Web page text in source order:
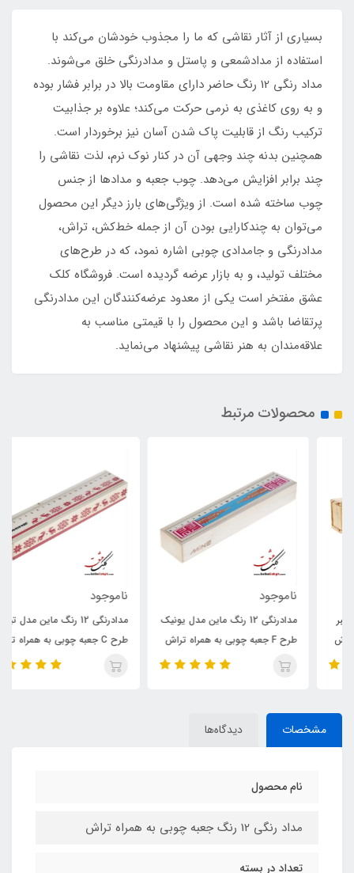
بسیاری از آثار نقاشی که ما را مجذوب خودشان می‌کند با
استفاده از مدادشمعی و پاستل و مدادرنگی خلق می‌شوند.
مداد رنگی 12 رنگ حاضر دارای مقاومت بالا در برابر فشار بوده
و به روی کاغذی به نرمی حرکت می‌کند؛ علاوه بر جذابیت
ترکیب رنگ از قابلیت پاک شدن آسان نیز برخوردار است.
همچنین بدنه چند وجهی آن در کنار نوک نرم، لذت نقاشی را
چند برابر افزایش می‌دهد. چوب جعبه و مدادها از جنس
چوب ساخته شده است. از ویژگی‌های بارز دیگر این محصول
می‌توان به چندکارایی بودن آن از جمله خط‌کش، تراش،
مدادرنگی و جامدادی چوبی اشاره نمود، که در طرح‌های
مختلف تولید، و به بازار عرضه گردیده است. فروشگاه کلک
عشق مفتخر است یکی از معدود عرضه‌کنندگان این مدادرنگی
پرتقاضا باشد و این محصول را با قیمتی مناسب به
علاقه‌مندان به هنر نقاشی پیشنهاد می‌نماید.
محصولات مرتبط
ناموجود
مدادرنگی 12 رنگ ماین مدل یونیک
ناموجود
مدادرنگی 12 رنگ ماین مدل تیمبر
مشخصات دیدگاه‌ها
نام محصول
مداد رنگی 12 رنگ جعبه چوبی به همراه تراش
تعداد در بسته